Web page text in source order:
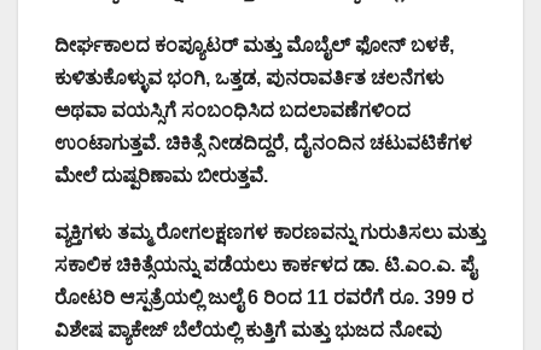
ದೀರ್ಘಕಾಲದ ಕಂಪ್ಯೂಟರ್ ಮತ್ತು ಮೊಬೈಲ್ ಫೋನ್ ಬಳಕೆ,
ಕುಳಿತುಕೊಳ್ಳುವ ಭಂಗಿ, ಒತ್ತಡ, ಪುನರಾವರ್ತಿತ ಚಲನೆಗಳು
ಅಥವಾ ವಯಸ್ಸಿಗೆ ಸಂಬಂಧಿಸಿದ ಬದಲಾವಣೆಗಳಿಂದ
ಉಂಟಾಗುತ್ತವೆ. ಚಿಕಿತ್ಸೆ ನೀಡದಿದ್ದರೆ, ದೈನಂದಿನ ಚಟುವಟಿಕೆಗಳ
ಮೇಲೆ ದುಷ್ಪರಿಣಾಮ ಬೀರುತ್ತವೆ.
ವ್ಯಕ್ತಿಗಳು ತಮ್ಮ ರೋಗಲಕ್ಷಣಗಳ ಕಾರಣವನ್ನು ಗುರುತಿಸಲು ಮತ್ತು
ಸಕಾಲಿಕ ಚಿಕಿತ್ಸೆಯನ್ನು ಪಡೆಯಲು ಕಾರ್ಕಳದ ಡಾ. ಟಿ.ಎಂ.ಎ. ಪೈ
ರೋಟರಿ ಆಸ್ಪತ್ರೆಯಲ್ಲಿ ಜುಲೈ 6 ರಿಂದ 11 ರವರೆಗೆ ರೂ. 399 ರ
ವಿಶೇಷ ಪ್ಯಾಕೇಜ್ ಬೆಲೆಯಲ್ಲಿ ಕುತ್ತಿಗೆ ಮತ್ತು ಭುಜದ ನೋವು